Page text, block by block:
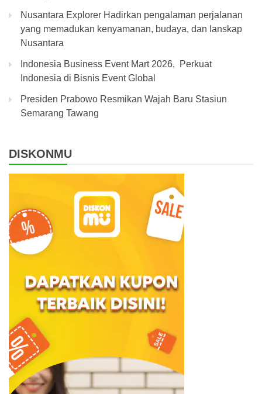
Nusantara Explorer Hadirkan pengalaman perjalanan
yang memadukan kenyamanan, budaya, dan lanskap
Nusantara
Indonesia Business Event Mart 2026, Perkuat
Indonesia di Bisnis Event Global
Presiden Prabowo Resmikan Wajah Baru Stasiun
Semarang Tawang
DISKONMU